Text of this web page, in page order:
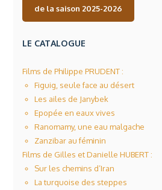
de la saison 2025-2026
LE CATALOGUE
Films de Philippe PRUDENT :
Figuig, seule face au désert
Les ailes de Janybek
Epopée en eaux vives
Ranomamy, une eau malgache
Zanzibar au féminin
Films de Gilles et Danielle HUBERT :
Sur les chemins d’Iran
La turquoise des steppes